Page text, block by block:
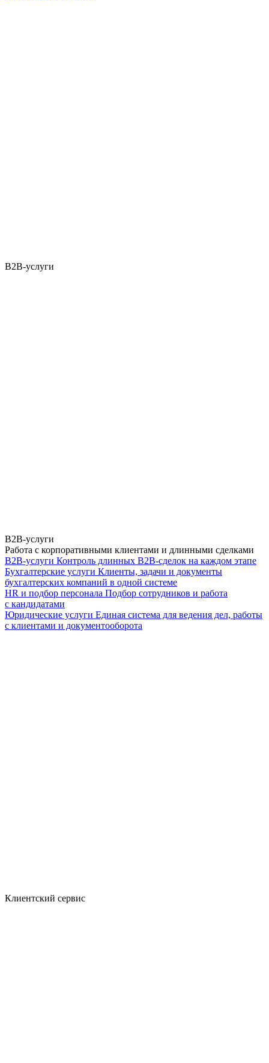
B2B-услуги
B2B-услуги
Работа с корпоративными клиентами и длинными сделками
B2B-услуги Контроль длинных B2B-сделок на каждом этапе
Бухгалтерские услуги Клиенты, задачи и документы
бухгалтерских компаний в одной системе
HR и подбор персонала Подбор сотрудников и работа
с кандидатами
Юридические услуги Единая система для ведения дел, работы
с клиентами и документооборота
Клиентский сервис